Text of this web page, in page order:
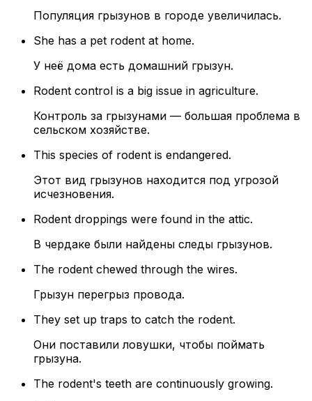
Популяция грызунов в городе увеличилась.
She has a pet rodent at home.
У неё дома есть домашний грызун.
Rodent control is a big issue in agriculture.
Контроль за грызунами — большая проблема в
сельском хозяйстве.
This species of rodent is endangered.
Этот вид грызунов находится под угрозой
исчезновения.
Rodent droppings were found in the attic.
В чердаке были найдены следы грызунов.
The rodent chewed through the wires.
Грызун перегрыз провода.
They set up traps to catch the rodent.
Они поставили ловушки, чтобы поймать
грызуна.
The rodent's teeth are continuously growing.